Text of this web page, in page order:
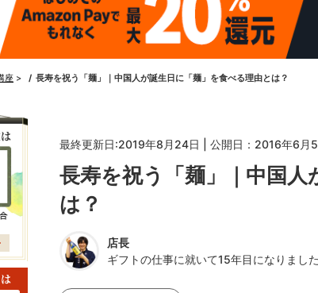
座 > 長寿を祝う「麺」｜中国人が誕生日に「麺」を食べる理由とは？
最終更新日:2019年8月24日 | 公開日： 2016年6月
長寿を祝う「麺」｜中国人
は？
店長
ギフトの仕事に就いて15年目になりまし